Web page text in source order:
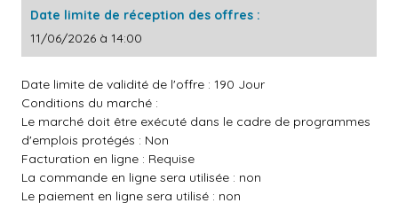
Date limite de réception des offres :
11/06/2026 à 14:00
Date limite de validité de l'offre : 190 Jour
Conditions du marché :
Le marché doit être exécuté dans le cadre de programmes
d'emplois protégés : Non
Facturation en ligne : Requise
La commande en ligne sera utilisée : non
Le paiement en ligne sera utilisé : non